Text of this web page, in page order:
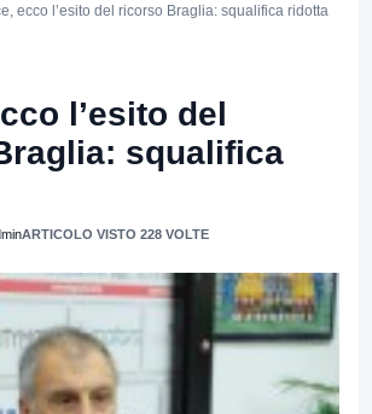
ecco l’esito del ricorso Braglia: squalifica ridotta
l’esito del
squalifica
ARTICOLO VISTO 228 VOLTE